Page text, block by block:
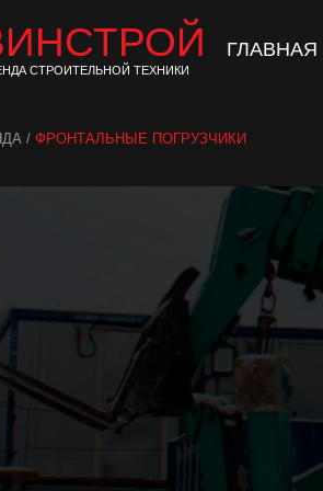
ГЛАВНАЯ
СТРОИТЕЛЬНОЙ ТЕХНИКИ
ГЛАВНАЯ
СТРОИТЕЛЬНОЙ ТЕХНИКИ